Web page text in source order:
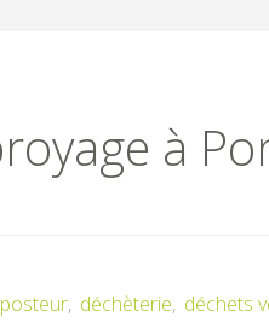
à
, déchèterie, déchets